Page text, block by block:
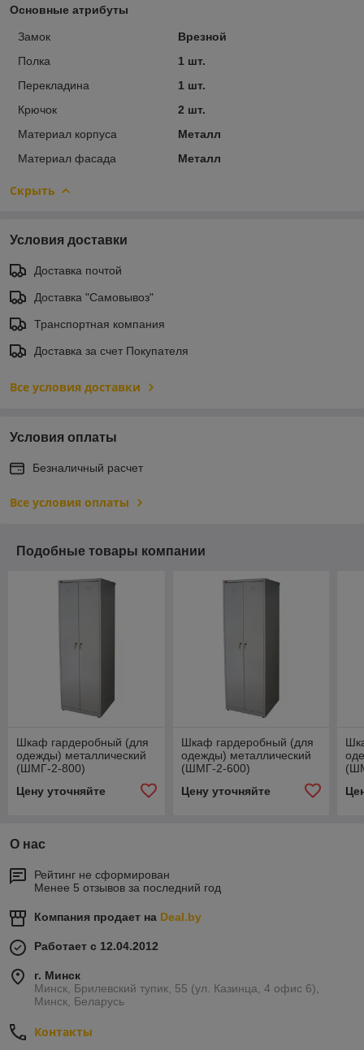
Основные атрибуты
Замок
Врезной
Полка
1 шт.
Перекладина
1 шт.
Крючок
2 шт.
Материал корпуса
Металл
Материал фасада
Металл
Скрыть
Условия доставки
Доставка почтой
Доставка "Самовывоз"
Транспортная компания
Доставка за счет Покупателя
Все условия доставки
Условия оплаты
Безналичный расчет
Все условия оплаты
Подобные товары компании
Шкаф гардеробный (для
одежды) металлический
(ШМГ-2-800)
Цену уточняйте
Шкаф гардеробный (для
одежды) металлический
(ШМГ-2-600)
Цену уточняйте
О нас
Рейтинг не сформирован
Менее 5 отзывов за последний год
Компания продает на Deal.by
Работает с 12.04.2012
г. Минск
Минск, Брилевский тупик, 55 (ул. Казинца, 4 офис 6),
Минск, Беларусь
Контакты